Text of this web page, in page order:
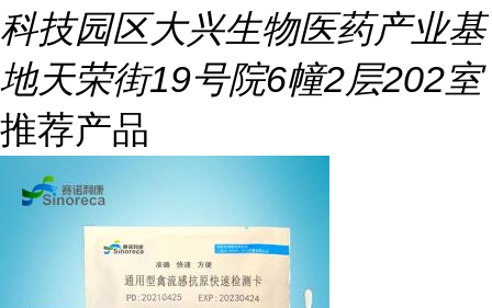
科技园区大兴生物医药产业基
地天荣街19号院6幢2层202室
推荐产品